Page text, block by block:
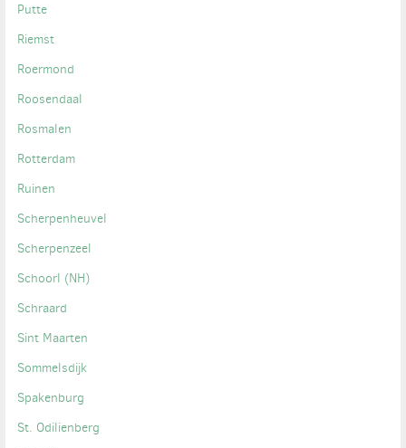
Putte
Riemst
Roermond
Roosendaal
Rosmalen
Rotterdam
Ruinen
Scherpenheuvel
Scherpenzeel
Schoorl (NH)
Schraard
Sint Maarten
Sommelsdijk
Spakenburg
St. Odilienberg